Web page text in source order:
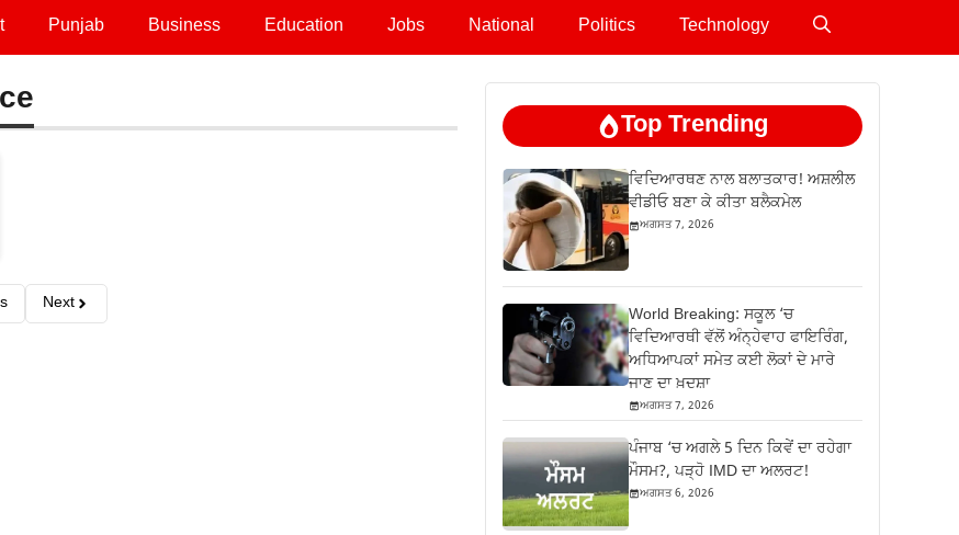
Punjab Business Education Jobs National Politics Technology
Next
Top Trending
ਵਿਦਿਆਰਥਣ ਨਾਲ ਬਲਾਤਕਾਰ! ਅਸ਼ਲੀਲ
ਵੀਡੀਓ ਬਣਾ ਕੇ ਕੀਤਾ ਬਲੈਕਮੇਲ
ਅਗਸਤ 7, 2026
World Breaking: ਸਕੂਲ ‘ਚ
ਵਿਦਿਆਰਥੀ ਵੱਲੋਂ ਅੰਨ੍ਹੇਵਾਹ ਫਾਇਰਿੰਗ,
ਅਧਿਆਪਕਾਂ ਸਮੇਤ ਕਈ ਲੋਕਾਂ ਦੇ ਮਾਰੇ
ਜਾਣ ਦਾ ਖ਼ਦਸ਼ਾ
ਅਗਸਤ 7, 2026
ਪੰਜਾਬ ‘ਚ ਅਗਲੇ 5 ਦਿਨ ਕਿਵੇਂ ਦਾ ਰਹੇਗਾ
ਮੌਸਮ?, ਪੜ੍ਹੋ IMD ਦਾ ਅਲਰਟ!
ਅਗਸਤ 6, 2026